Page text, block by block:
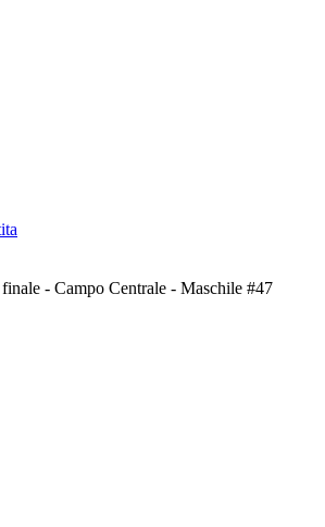
- Campo Centrale - Maschile #47